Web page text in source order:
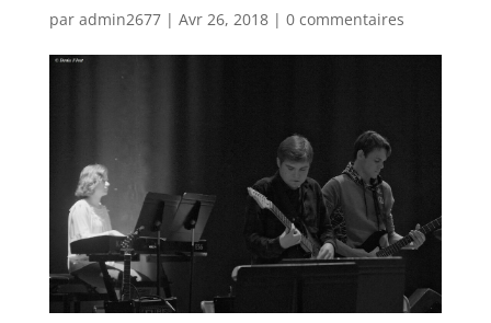
par admin2677| Avr 26, 2018| 0 commentaires